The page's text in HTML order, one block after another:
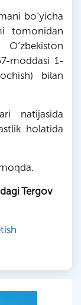
bo‘yicha
tomonidan
moddasi 1-
bilan
natijasida
holatida
Tergov